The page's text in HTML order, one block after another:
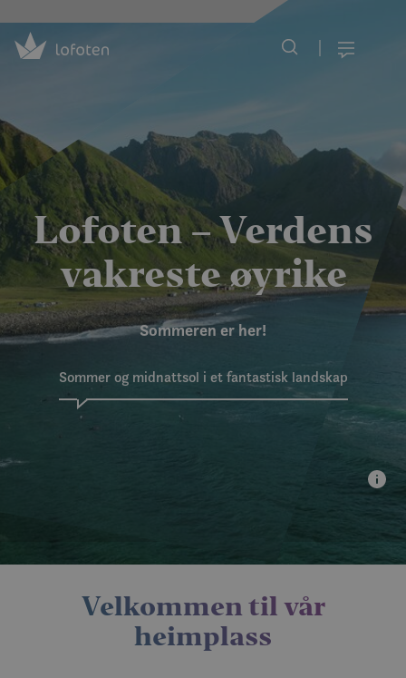
Visit Lofoten
Lofoten – Verdens
vakreste øyrike
Sommeren er her!
Sommer og midnattsol i et fantastisk landskap
Velkommen til vår
heimplass